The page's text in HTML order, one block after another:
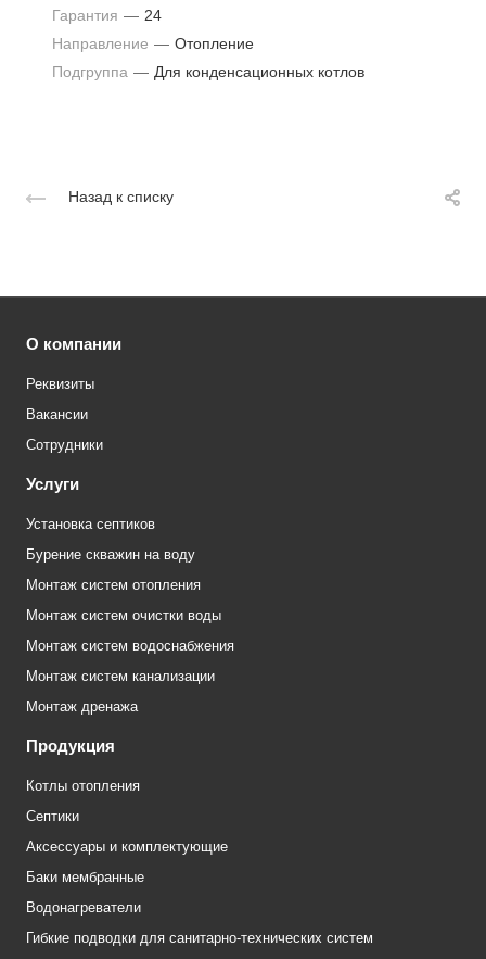
Гарантия — 24
Направление — Отопление
Подгруппа — Для конденсационных котлов
Назад к списку
О компании
Реквизиты
Вакансии
Сотрудники
Услуги
Установка септиков
Бурение скважин на воду
Монтаж систем отопления
Монтаж систем очистки воды
Монтаж систем водоснабжения
Монтаж систем канализации
Монтаж дренажа
Продукция
Котлы отопления
Септики
Аксессуары и комплектующие
Баки мембранные
Водонагреватели
Гибкие подводки для санитарно-технических систем